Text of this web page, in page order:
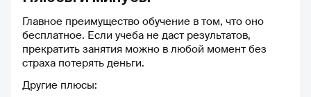
Главное преимущество обучение в том, что оно
бесплатное. Если учеба не даст результатов,
прекратить занятия можно в любой момент без
страха потерять деньги.
Другие плюсы: